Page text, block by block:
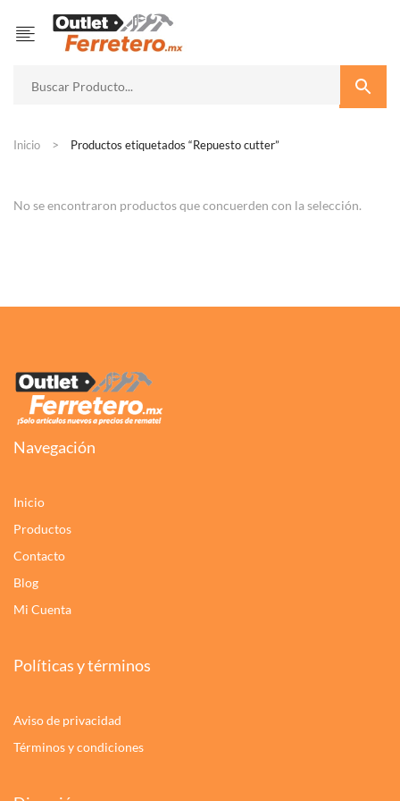
Inicio Productos etiquetados “Repuesto cutter”
No se encontraron productos que concuerden con la selección.
Navegación
Inicio
Productos
Contacto
Blog
Mi Cuenta
Políticas y términos
Aviso de privacidad
Términos y condiciones